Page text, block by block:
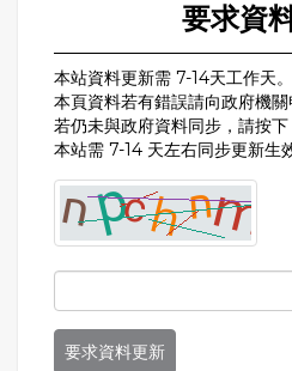
要求資
本站資料更新需 7-14天工作天。
本頁資料若有錯誤請向政府機關
若仍未與政府資料同步，請按下
本站需 7-14 天左右同步更新生效
要求資料更新